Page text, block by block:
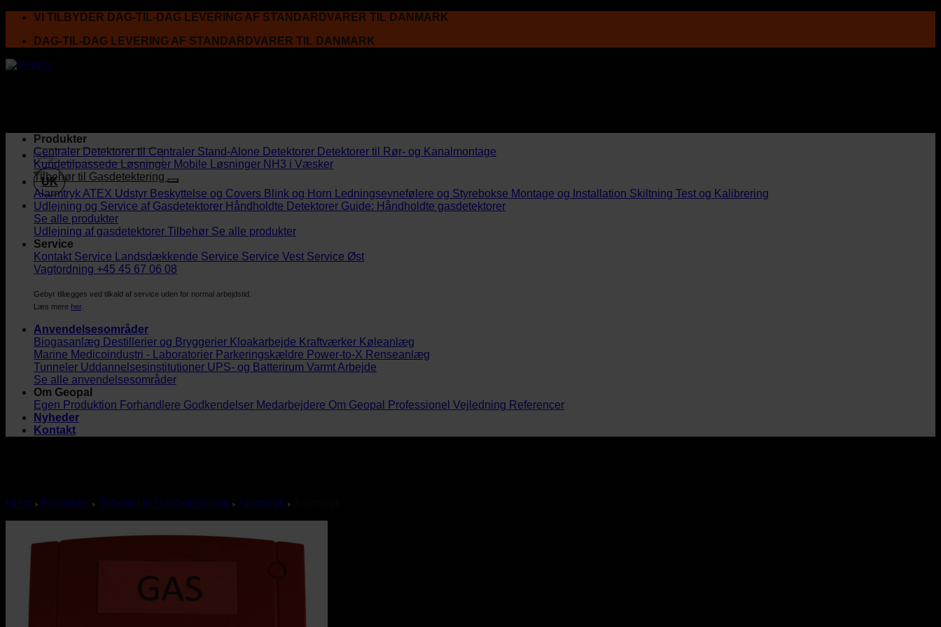
Fortsæt
indhold
VI TILBYDER DAG-TIL-DAG LEVERING AF STANDARDVARER TIL DANMARK
DAG-TIL-DAG LEVERING AF STANDARDVARER TIL DANMARK
UK
Produkter
Centraler Detektorer til Centraler Stand-Alone Detektorer Detektorer til Rør- og Kanalmontage
Kundetilpassede Løsninger Mobile Løsninger NH3 i Væsker
Tilbehør til Gasdetektering
AlarmtrykATEX Udstyr Beskyttelse og Covers Blink og Horn Ledningsevnefølere og Styrebokse Montage og Installation Skiltning Test og Kalibrering
Udlejning og Service af Gasdetektorer Håndholdte Detektorer Guide: Håndholdte gasdetektorer
Se alle produkter
Udlejning af gasdetektorer Tilbehør Se alle produkter
Service
Kontakt Service
Landsdækkende Service Service Vest Service Øst
Vagtordning +45 45 67 06 08
Gebyr tillægges ved tilkald af service uden for normal arbejdstid.
Læs mere her.
Anvendelsesområder
Biogasanlæg Destillerier og Bryggerier Kloakarbejde Kraftværker Køleanlæg
Marine Medicoindustri - Laboratorier Parkeringskældre Power-to-X Renseanlæg
Tunneler Uddannelsesinstitutioner UPS- og Batterirum Varmt Arbejde
Se alle anvendelsesområder
Om Geopal
Egen Produktion Forhandlere Godkendelser Medarbejdere Om Geopal Professionel Vejledning Referencer
Nyheder
Kontakt
Hjem Produkter Tilbehør til Gasdetektering Alarmtryk